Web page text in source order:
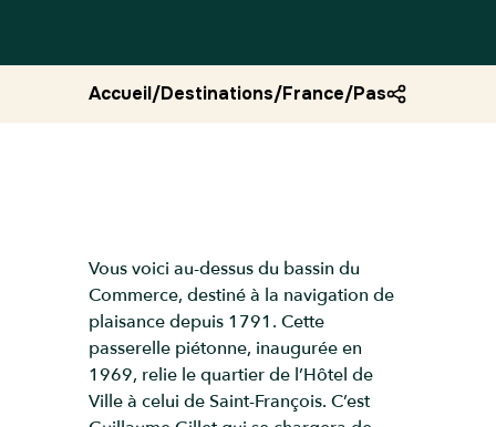
Accueil/Destinations/France/Passerelle du
Vous voici au-dessus du bassin du
Commerce, destiné à la navigation de
plaisance depuis 1791. Cette
passerelle piétonne, inaugurée en
1969, relie le quartier de l’Hôtel de
Ville à celui de Saint-François. C’est